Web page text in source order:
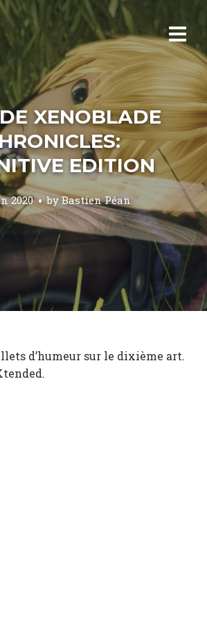
XENOBLADE
EDITION
2020 byBastien Péan
d’humeur sur le dixième art.